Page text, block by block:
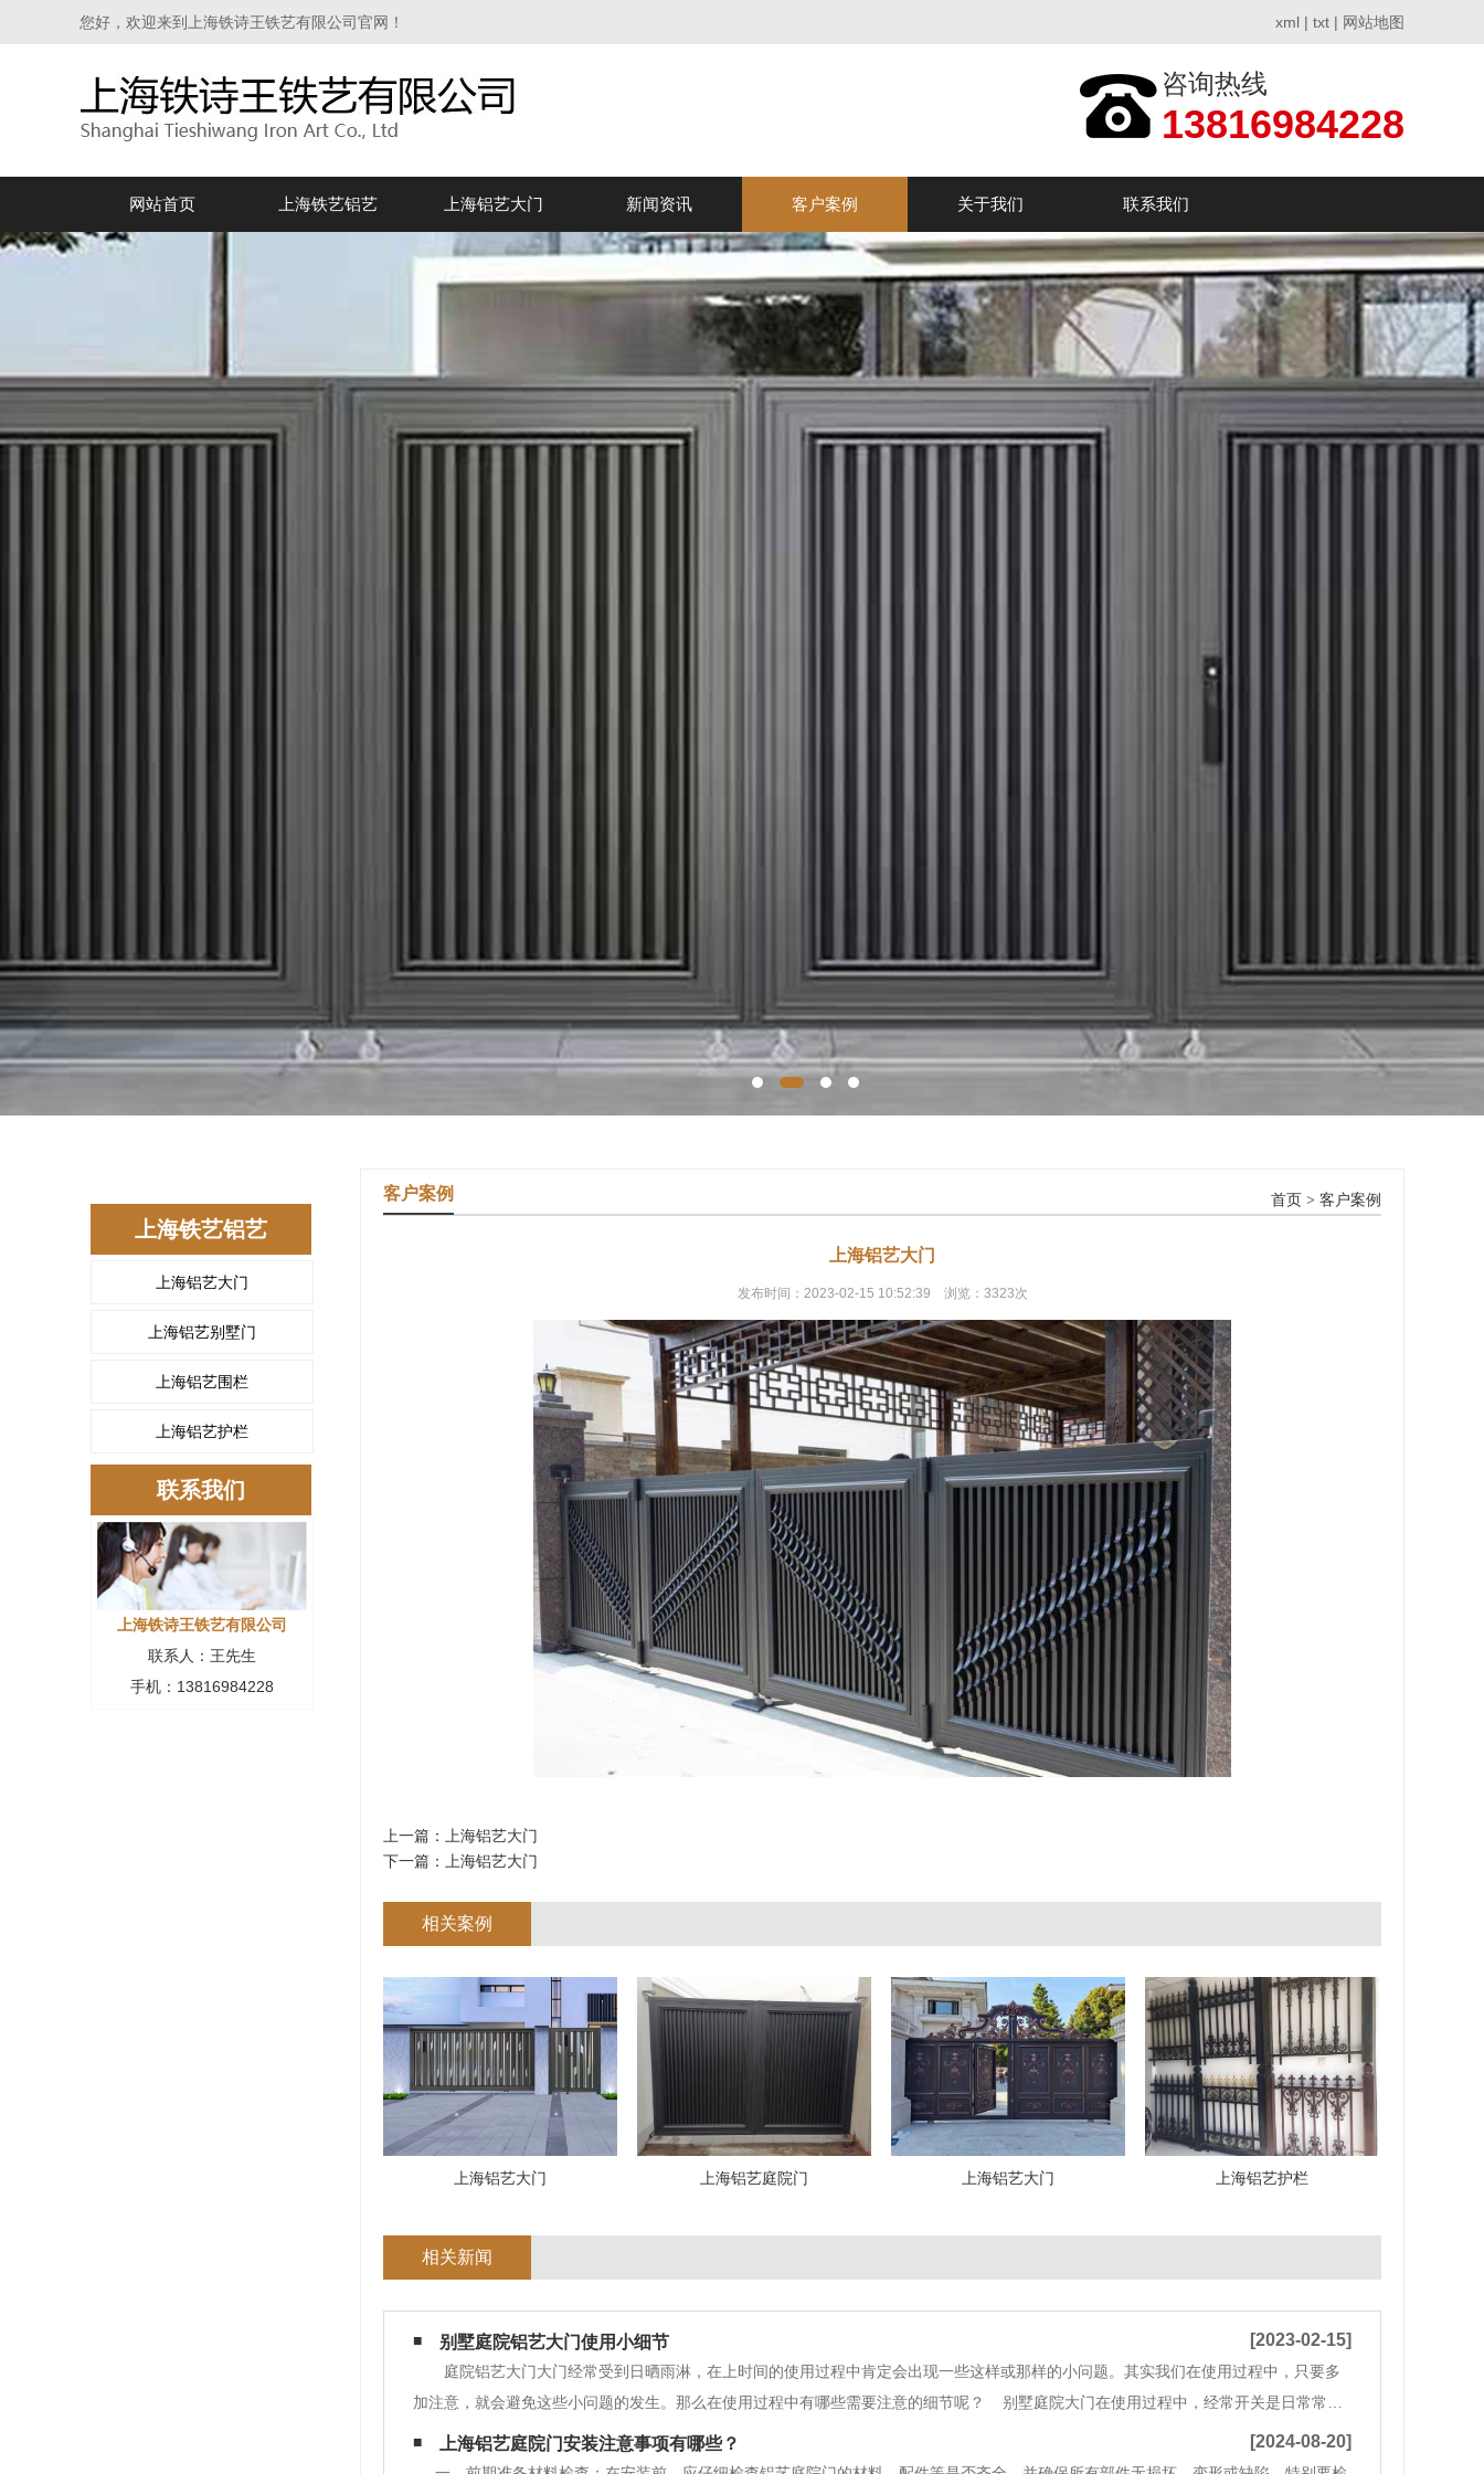
您好，欢迎来到上海铁诗王铁艺有限公司官网！ xml | txt | 网站地图
咨询热线
13816984228
网站首页 上海铁艺铝艺 上海铝艺大门 新闻资讯 客户案例 关于我们 联系我们
上海铁艺铝艺
上海铝艺大门
上海铝艺别墅门
上海铝艺围栏
上海铝艺护栏
联系我们
上海铁诗王铁艺有限公司
联系人：王先生
手机：13816984228
客户案例 首页 > 客户案例
上海铝艺大门
发布时间：2023-02-15 10:52:39 浏览：3323次
上一篇：
上海铝艺大门
下一篇：
上海铝艺大门
相关案例
上海铝艺大门 上海铝艺庭院门 上海铝艺大门 上海铝艺护栏
相关新闻
别墅庭院铝艺大门使用小细节 [2023-02-15]
庭院铝艺大门大门经常受到日晒雨淋，在上时间的使用过程中肯定会出现一些这样或那样的小问题。其实我们在使用过程中，只要多
加注意，就会避免这些小问题的发生。那么在使用过程中有哪些需要注意的细节呢？ 别墅庭院大门在使用过程中，经常开关是日常常有
的状态，因此庭院大门的部件是很易发生松动的，这时，就需要我们及时的检查一下大门的连接部位，对一些松动的螺丝及时的进行旋
上海铝艺庭院门安装注意事项有哪些？ [2024-08-20]